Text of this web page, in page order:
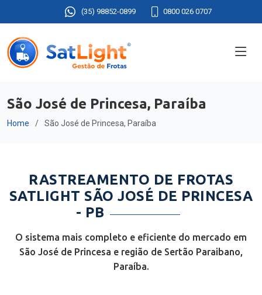
(35) 98852-0899 0800 026 0707
São José de Princesa, Paraíba
Home São José de Princesa, Paraíba
RASTREAMENTO DE FROTAS
SATLIGHT SÃO JOSÉ DE PRINCESA
- PB
O sistema mais completo e eficiente do mercado em
São José de Princesa e região de Sertão Paraibano,
Paraíba.